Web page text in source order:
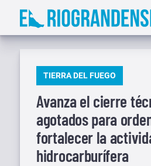
Saltar
PUBLICADO
TIERRA DEL FUEGO
Avanza el cierre
agotados para
fortalecer la
hidrocarburífera